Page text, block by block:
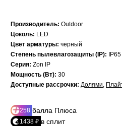
Производитель: Outdoor
Цоколь: LED
Цвет арматуры: черный
Степень пылевлагозащиты (IP):
IP65
Серия: Zon IP
Мощность (Вт): 30
Доступные рассрочки: Долями,
258 балла Плюса
1438 ₽ в сплит